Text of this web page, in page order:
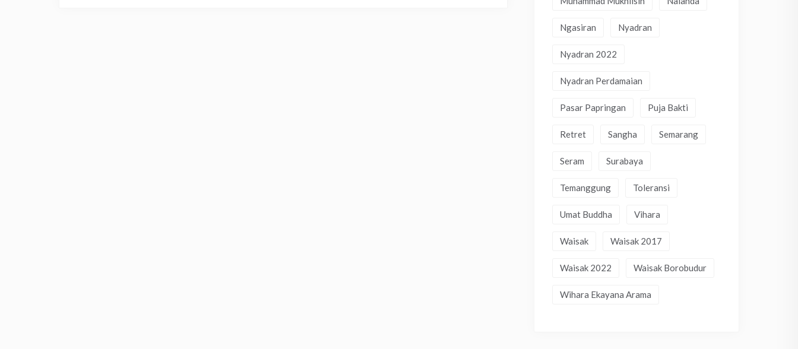
Ngasiran Nyadran
Nyadran 2022
Nyadran Perdamaian
Pasar Papringan Puja Bakti
Retret Sangha Semarang
Seram Surabaya
Temanggung Toleransi
Umat Buddha Vihara
Waisak Waisak 2017
Waisak 2022 Waisak Borobudur
Wihara Ekayana Arama